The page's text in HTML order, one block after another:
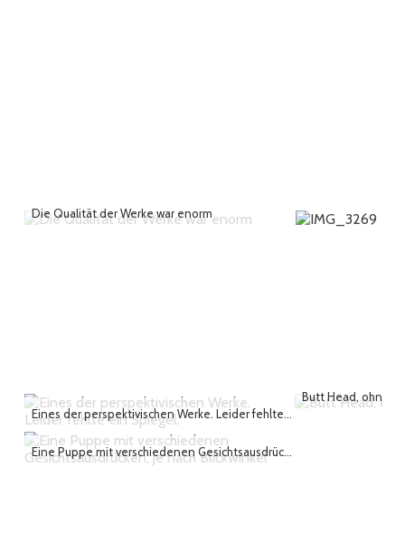
Die Qualität der Werke war enorm
Eines der perspektivischen Werke. Leider fehlte ein Spiegel.
Eine Puppe mit verschiedenen Gesichtsausdrücken, je nach Blickwinkel
Butt Head, ohne